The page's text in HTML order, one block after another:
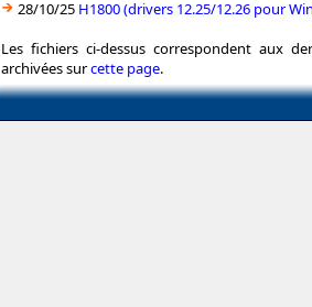
28/10/25 H1800 (drivers 12.25/12.26 pour
Les fichiers ci-dessus correspondent aux
archivées surcette page.